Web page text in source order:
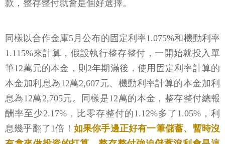
款，整存整付就會是個好選擇。
同樣以合作金庫5月公布的固定利率1.075%和機動利率
1.115%來計算，假設執行整存整付，一開始就投入單
筆12萬元的本金，則2年期滿後，使用固定利率計算的
本金加利息為12萬2,607元、機動利率計算的本金加利
息為12萬2,705元。同樣是12萬的本金，整存整付總報
酬率至少2.17%，比零存整付的1.12%多了1.05%，利
息幾乎翻了1倍！ 如果你手邊正好有一筆儲蓄、暫時沒